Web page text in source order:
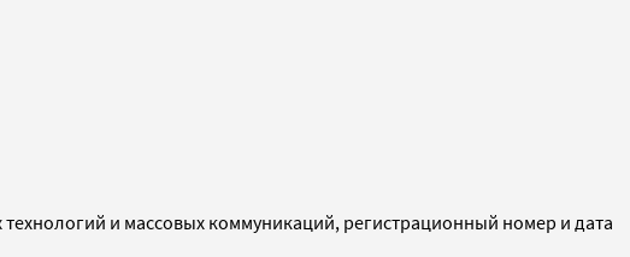
и массовых коммуникаций, регистрационный номер и дата